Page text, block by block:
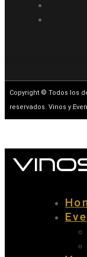
Copyright © Todos los
reservados. Vinos y